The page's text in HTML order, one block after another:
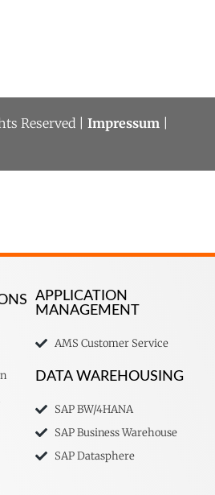
Reserved | Impressum
APPLICATION
MANAGEMENT
AMS Customer Service
DATA WAREHOUSING
SAP BW/4HANA
SAP Business Warehouse
SAP Datasphere